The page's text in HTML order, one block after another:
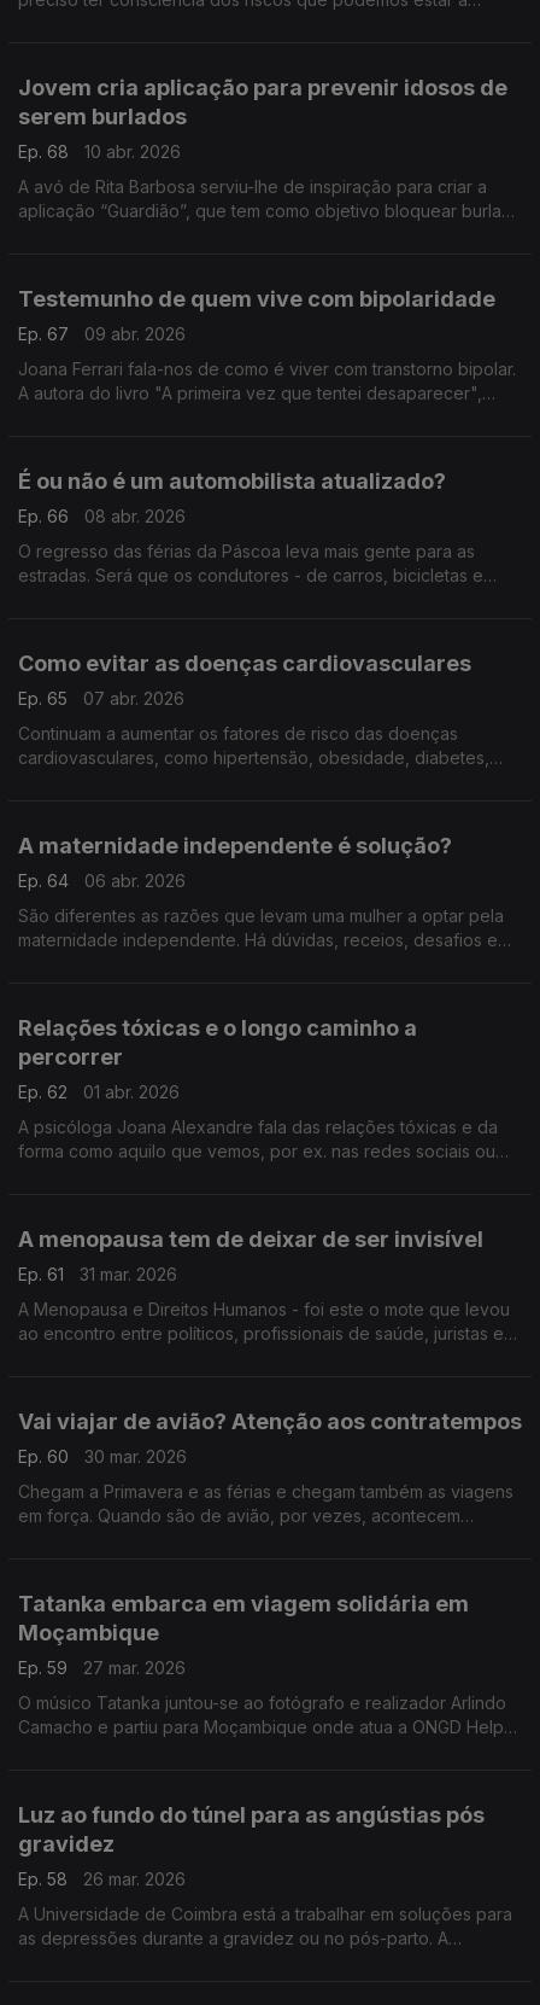
Jovem cria aplicação para prevenir idosos de
serem burlados
Ep. 68
10 abr. 2026
A avó de Rita Barbosa serviu-lhe de inspiração para criar a
aplicação “Guardião”, que tem como objetivo bloquear burlas.
Testemunho de quem vive com bipolaridade
Ep. 67
09 abr. 2026
Joana Ferrari fala-nos de como é viver com transtorno bipolar.
A autora do livro "A primeira vez que tentei desaparecer",
É ou não é um automobilista atualizado?
Ep. 66
08 abr. 2026
O regresso das férias da Páscoa leva mais gente para as
estradas. Será que os condutores - de carros, bicicletas e
Como evitar as doenças cardiovasculares
Ep. 65
07 abr. 2026
Continuam a aumentar os fatores de risco das doenças
cardiovasculares, como hipertensão, obesidade, diabetes,
A maternidade independente é solução?
Ep. 64
06 abr. 2026
São diferentes as razões que levam uma mulher a optar pela
maternidade independente. Há dúvidas, receios, desafios e
Relações tóxicas e o longo caminho a
percorrer
Ep. 62
01 abr. 2026
A psicóloga Joana Alexandre fala das relações tóxicas e da
forma como aquilo que vemos, por ex. nas redes sociais ou
A menopausa tem de deixar de ser invisível
Ep. 61
31 mar. 2026
A Menopausa e Direitos Humanos - foi este o mote que levou
ao encontro entre políticos, profissionais de saúde, juristas e
Vai viajar de avião? Atenção aos contratempos
Ep. 60
30 mar. 2026
Chegam a Primavera e as férias e chegam também as viagens
em força. Quando são de avião, por vezes, acontecem
Tatanka embarca em viagem solidária em
Moçambique
Ep. 59
27 mar. 2026
O músico Tatanka juntou-se ao fotógrafo e realizador Arlindo
Camacho e partiu para Moçambique onde atua a ONGD Helpo.
Luz ao fundo do túnel para as angústias pós
gravidez
Ep. 58
26 mar. 2026
A Universidade de Coimbra está a trabalhar em soluções para
as depressões durante a gravidez ou no pós-parto. A